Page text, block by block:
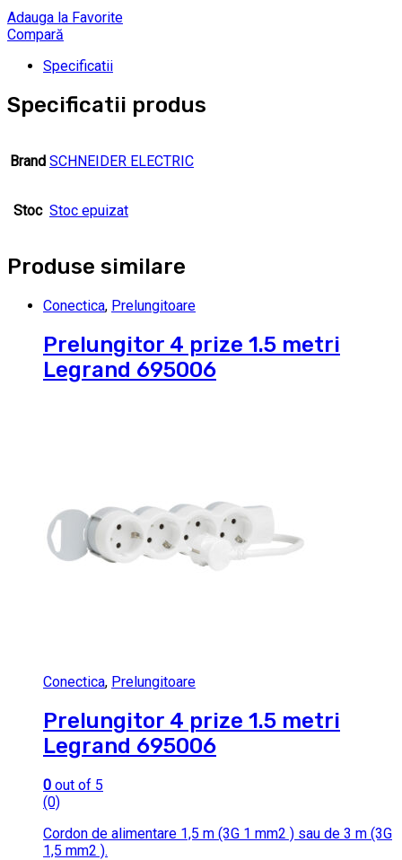
Adauga la Favorite
Compară
Specificatii
Specificatii produs
Brand SCHNEIDER ELECTRIC
Stoc Stoc epuizat
Produse similare
Conectica, Prelungitoare
Prelungitor 4 prize 1.5 metri
Legrand 695006
Conectica, Prelungitoare
Prelungitor 4 prize 1.5 metri
Legrand 695006
0 out of 5
(0)
Cordon de alimentare 1,5 m (3G 1 mm2 ) sau de 3 m (3G
1,5 mm2 ).